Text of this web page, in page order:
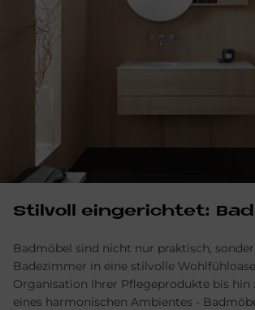
Stil­voll ein­ge­rich­tet:
Badmöbel sind nicht nur praktisch,
Badezimmer in eine stilvolle
Organisation Ihrer Pflege­produkte bis hin
eines harmonischen Ambientes -